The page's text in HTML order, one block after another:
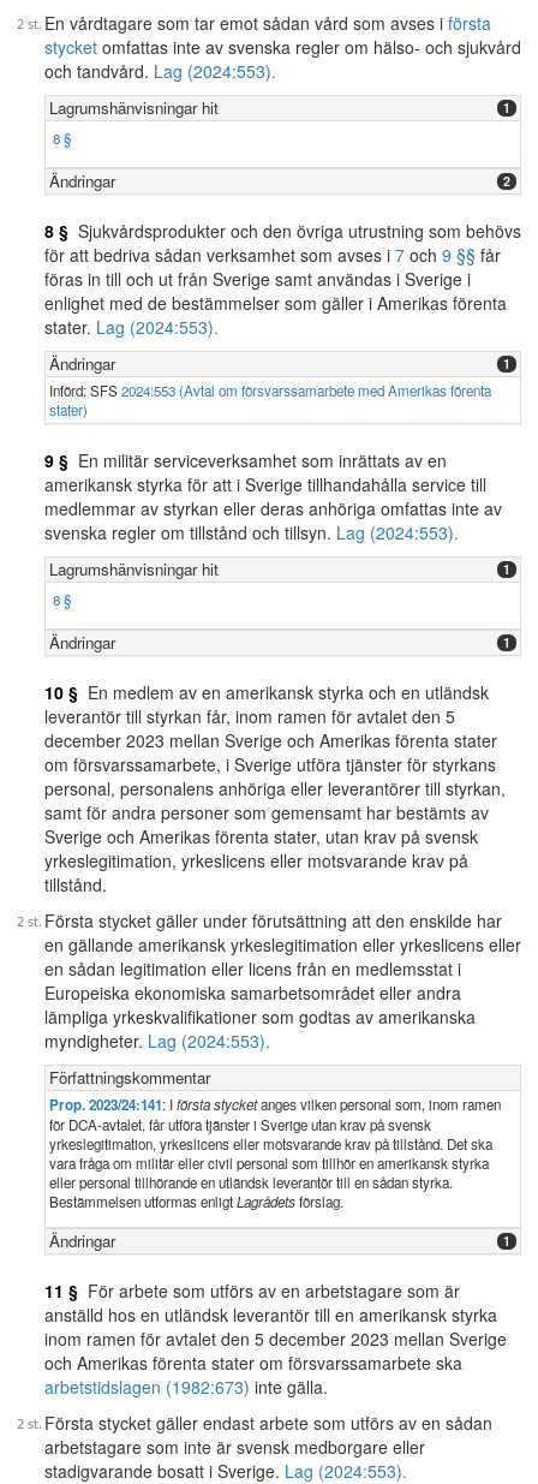
En vårdtagare som tar emot sådan vård som avses i första
stycket omfattas inte av svenska regler om hälso- och sjukvård
och tandvård. Lag (2024:553).
Lagrumshänvisningar hit 1
8 §
Ändringar 2
8 § Sjukvårdsprodukter och den övriga utrustning som behövs
för att bedriva sådan verksamhet som avses i 7 och 9 §§ får
föras in till och ut från Sverige samt användas i Sverige i
enlighet med de bestämmelser som gäller i Amerikas förenta
stater. Lag (2024:553).
Ändringar 1
Införd: SFS2024:553 (Avtal om försvarssamarbete med Amerikas förenta
stater)
9 § En militär serviceverksamhet som inrättats av en
amerikansk styrka för att i Sverige tillhandahålla service till
medlemmar av styrkan eller deras anhöriga omfattas inte av
svenska regler om tillstånd och tillsyn. Lag (2024:553).
Lagrumshänvisningar hit 1
8 §
Ändringar 1
10 § En medlem av en amerikansk styrka och en utländsk
leverantör till styrkan får, inom ramen för avtalet den 5
december 2023 mellan Sverige och Amerikas förenta stater
om försvarssamarbete, i Sverige utföra tjänster för styrkans
personal, personalens anhöriga eller leverantörer till styrkan,
samt för andra personer som gemensamt har bestämts av
Sverige och Amerikas förenta stater, utan krav på svensk
yrkeslegitimation, yrkeslicens eller motsvarande krav på
tillstånd.
Första stycket gäller under förutsättning att den enskilde har
en gällande amerikansk yrkeslegitimation eller yrkeslicens eller
en sådan legitimation eller licens från en medlemsstat i
Europeiska ekonomiska samarbetsområdet eller andra
lämpliga yrkeskvalifikationer som godtas av amerikanska
myndigheter. Lag (2024:553).
Författningskommentar
Prop. 2023/24:141: Iförsta stycketanges vilken personal som, inom ramen
för DCA-avtalet, får utföra tjänster i Sverige utan krav på svensk
yrkeslegitimation, yrkeslicens eller motsvarande krav på tillstånd. Det ska
vara fråga om militär eller civil personal som tillhör en amerikansk styrka
eller personal tillhörande en utländsk leverantör till en sådan styrka.
Bestämmelsen utformas enligtLagrådetsförslag.
Ändringar 1
11 § För arbete som utförs av en arbetstagare som är
anställd hos en utländsk leverantör till en amerikansk styrka
inom ramen för avtalet den 5 december 2023 mellan Sverige
och Amerikas förenta stater om försvarssamarbete ska
arbetstidslagen (1982:673) inte gälla.
Första stycket gäller endast arbete som utförs av en sådan
arbetstagare som inte är svensk medborgare eller
stadigvarande bosatt i Sverige. Lag (2024:553).